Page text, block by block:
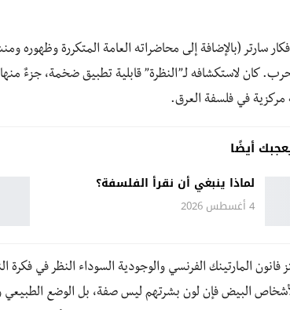
سارتر (بالإضافة إلى محاضراته العامة المتكررة وظهوره
كان لاستكشافه لـ”النظرة” قابلية تطبيق ضخمة، جزءٌ
مركزية في فلسفة العرق.
أيضًا
لماذا ينبغي أن نقرأ الفلسفة؟
4 أغسطس 2026
فانون المارتينك الفرنسي والوجودية السوداء النظر في فكرة
البيض فإن لون بشرتهم ليس صفة، بل الوضع الطبيعي